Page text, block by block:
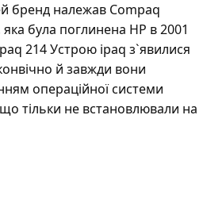
бренд належав Compaq
була поглинена НР в 2001
214 Устрою ipaq з`явилися
й завжди вони
операційної системи
тільки не встановлювали на